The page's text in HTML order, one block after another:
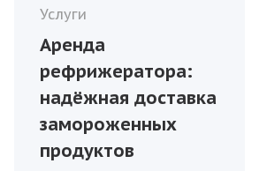
Услуги
Аренда
рефрижератора:
надёжная доставка
замороженных
продуктов